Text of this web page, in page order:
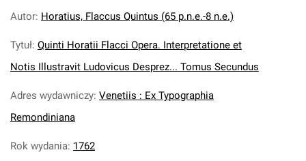
Autor: Horatius, Flaccus Quintus (65 p.n.e.-8 n.e.)
Tytuł: Quinti Horatii Flacci Opera. Interpretatione et
Notis Illustravit Ludovicus Desprez... Tomus Secundus
Adres wydawniczy: Venetiis : Ex Typographia
Remondiniana
Rok wydania: 1762